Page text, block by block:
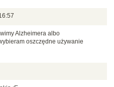
Alzheimera albo
oszczędne używanie